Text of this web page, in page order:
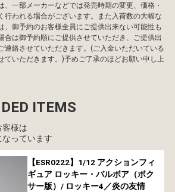
、一部メーカーなどでは発売時期の変更、価格・
行われる場合がございます。また入荷数の大幅な
、御予約のお客様全員にご提供出来ない可能性も
合は御予約順にご提供させていただき、ご提供出
連絡させていただきます。(ご入金いただいている
ていただきます。)予めご了承のほどお願い申し上
ITEMS
客様は
っています
【ESR0222】1/12 アクションフィ
ギュア ロッキー・バルボア（ボク
サー版）/ ロッキー4／炎の友情